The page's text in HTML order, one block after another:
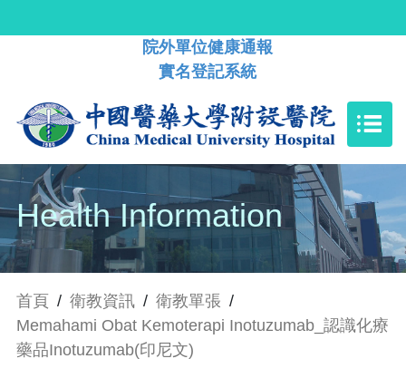
院外單位健康通報
實名登記系統
Health Information
首頁 / 衛教資訊 / 衛教單張 /
Memahami Obat Kemoterapi Inotuzumab_認識化療
藥品Inotuzumab(印尼文)